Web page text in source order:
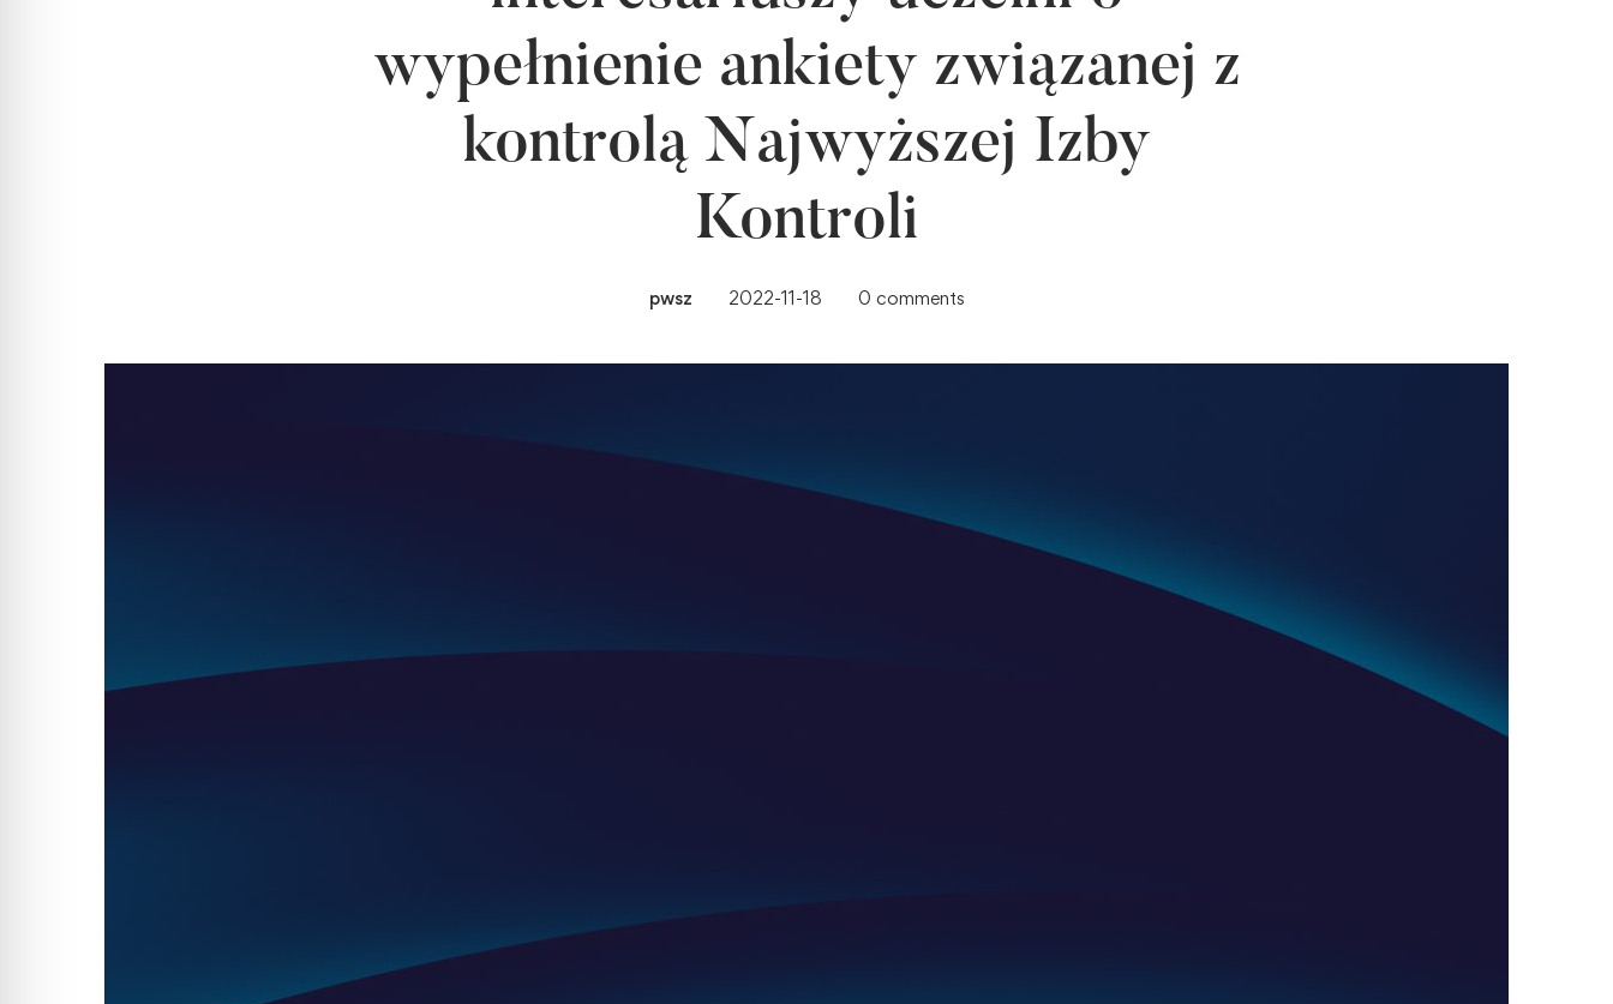
wypełnienie ankiety związanej z
kontrolą Najwyższej Izby
Kontroli
pwsz 2022-11-18 0 comments